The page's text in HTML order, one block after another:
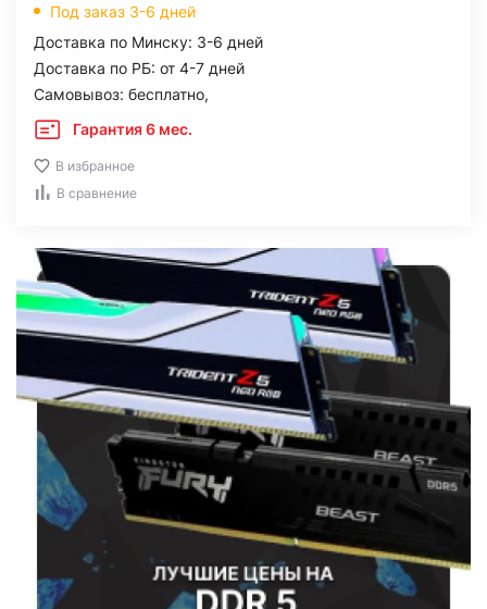
Под заказ 3-6 дней
Доставка по Минску: 3-6 дней
Доставка по РБ: от 4-7 дней
Самовывоз: бесплатно,
Гарантия 6 мес.
В избранное
В сравнение